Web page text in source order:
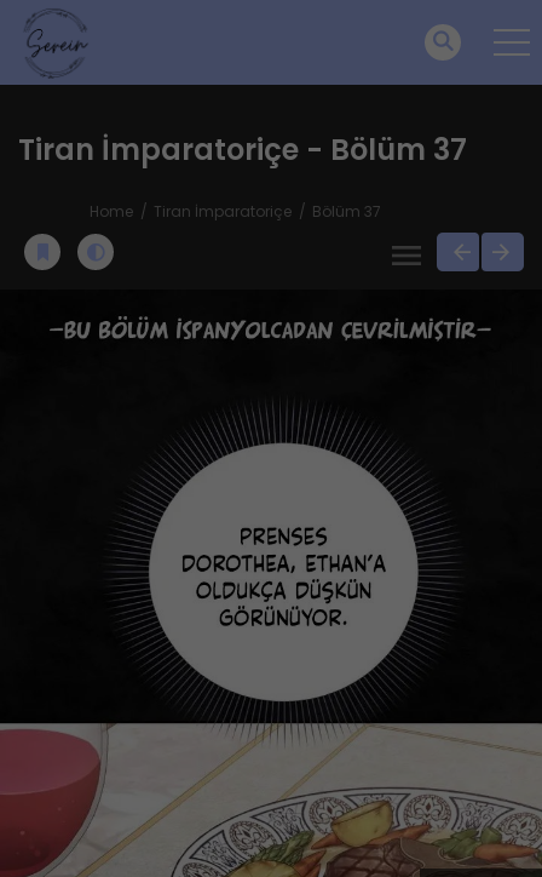
Tiran İmparatoriçe - Bölüm 37
Home Tiran İmparatoriçe Bölüm 37